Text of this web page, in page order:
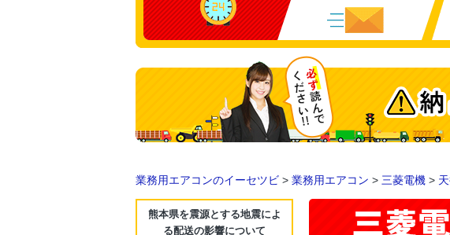
業務用エアコンのイーセツビ > 業務用エアコン > 三菱電機 >
熊本県を震源とする地震によ
る配送の影響について